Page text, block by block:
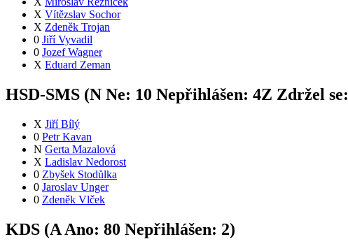
X Vítězslav Sochor
X Zdeněk Trojan
0 Jiří Vyvadil
0 Jozef Wagner
X Eduard Zeman
HSD-SMS (N Ne: 10 Nepřihlášen: 4Z Zdržel se:
X Jiří Bílý
0 Petr Kavan
N Gerta Mazalová
X Ladislav Nedorost
0 Zbyšek Stodůlka
0 Jaroslav Unger
0 Zdeněk Vlček
KDS (A Ano: 80 Nepřihlášen: 2)